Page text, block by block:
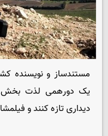
مستندساز و نویسنده
یک دورهمی لذت بخش
دیداری تازه کنند و